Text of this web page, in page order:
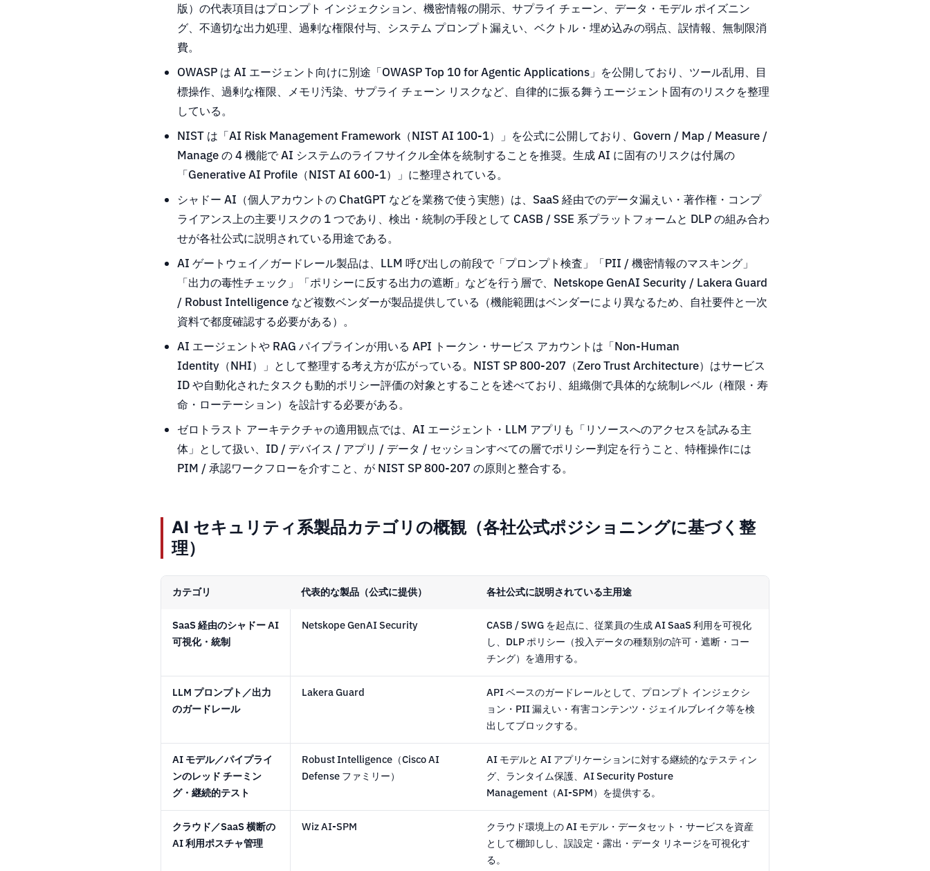
版）の代表項目はプロンプト インジェクション、機密情報の開示、サプライ チェーン、データ・モデル ポイズニン
グ、不適切な出力処理、過剰な権限付与、システム プロンプト漏えい、ベクトル・埋め込みの弱点、誤情報、無制限消
費。
OWASP は AI エージェント向けに別途「OWASP Top 10 for Agentic Applications」を公開しており、ツール乱用、目
標操作、過剰な権限、メモリ汚染、サプライ チェーン リスクなど、自律的に振る舞うエージェント固有のリスクを整理
している。
NIST は「AI Risk Management Framework（NIST AI 100-1）」を公式に公開しており、Govern / Map / Measure /
Manage の 4 機能で AI システムのライフサイクル全体を統制することを推奨。生成 AI に固有のリスクは付属の
「Generative AI Profile（NIST AI 600-1）」に整理されている。
シャドー AI（個人アカウントの ChatGPT などを業務で使う実態）は、SaaS 経由でのデータ漏えい・著作権・コンプ
ライアンス上の主要リスクの 1 つであり、検出・統制の手段として CASB / SSE 系プラットフォームと DLP の組み合わ
せが各社公式に説明されている用途である。
AI ゲートウェイ／ガードレール製品は、LLM 呼び出しの前段で「プロンプト検査」「PII / 機密情報のマスキング」
「出力の毒性チェック」「ポリシーに反する出力の遮断」などを行う層で、Netskope GenAI Security / Lakera Guard
/ Robust Intelligence など複数ベンダーが製品提供している（機能範囲はベンダーにより異なるため、自社要件と一次
資料で都度確認する必要がある）。
AI エージェントや RAG パイプラインが用いる API トークン・サービス アカウントは「Non-Human
Identity（NHI）」として整理する考え方が広がっている。NIST SP 800-207（Zero Trust Architecture）はサービス
ID や自動化されたタスクも動的ポリシー評価の対象とすることを述べており、組織側で具体的な統制レベル（権限・寿
命・ローテーション）を設計する必要がある。
ゼロトラスト アーキテクチャの適用観点では、AI エージェント・LLM アプリも「リソースへのアクセスを試みる主
体」として扱い、ID / デバイス / アプリ / データ / セッションすべての層でポリシー判定を行うこと、特権操作には
PIM / 承認ワークフローを介すこと、が NIST SP 800-207 の原則と整合する。
AI セキュリティ系製品カテゴリの概観（各社公式ポジショニングに基づく整
理）
カテゴリ 代表的な製品（公式に提供） 各社公式に説明されている主用途
SaaS 経由のシャドー AI
可視化・統制
Netskope GenAI Security
CASB / SWG を起点に、従業員の生成 AI SaaS 利用を可視化
し、DLP ポリシー（投入データの種類別の許可・遮断・コー
チング）を適用する。
LLM プロンプト／出力
のガードレール
Lakera Guard
API ベースのガードレールとして、プロンプト インジェクシ
ョン・PII 漏えい・有害コンテンツ・ジェイルブレイク等を検
出してブロックする。
AI モデル／パイプライ
ンのレッド チーミン
グ・継続的テスト
Robust Intelligence（Cisco AI
Defense ファミリー）
AI モデルと AI アプリケーションに対する継続的なテスティン
グ、ランタイム保護、AI Security Posture
Management（AI-SPM）を提供する。
クラウド／SaaS 横断の
AI 利用ポスチャ管理
Wiz AI-SPM
クラウド環境上の AI モデル・データセット・サービスを資産
として棚卸しし、誤設定・露出・データ リネージを可視化す
る。